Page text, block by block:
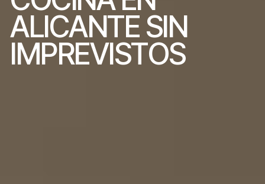
ALICANTE SIN
IMPREVISTOS